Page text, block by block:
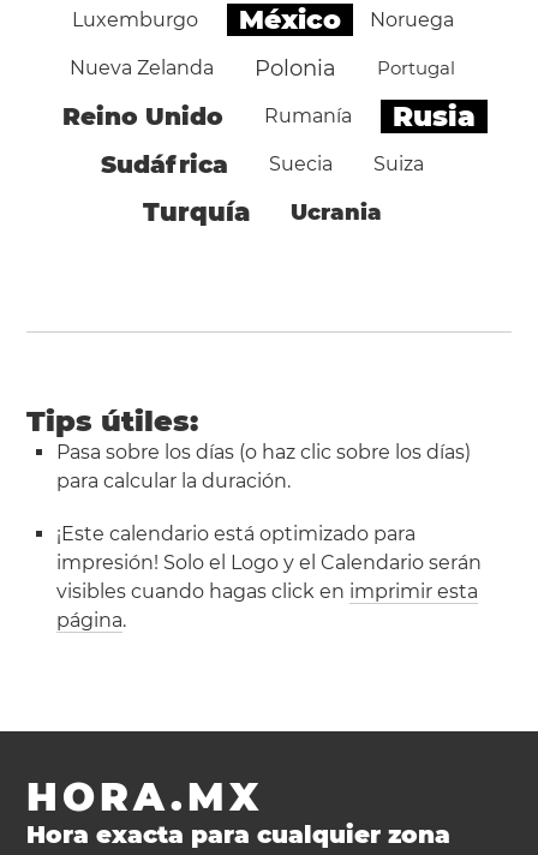
Luxemburgo México Noruega
Nueva Zelanda Polonia Portugal
Reino Unido Rumanía Rusia
Sudáfrica Suecia Suiza
Turquía Ucrania
Tips útiles:
Pasa sobre los días (o haz clic sobre los días)
para calcular la duración.
¡Este calendario está optimizado para
impresión! Solo el Logo y el Calendario serán
visibles cuando hagas click en imprimir esta
página.
HORA.MX
Hora exacta para cualquier zona